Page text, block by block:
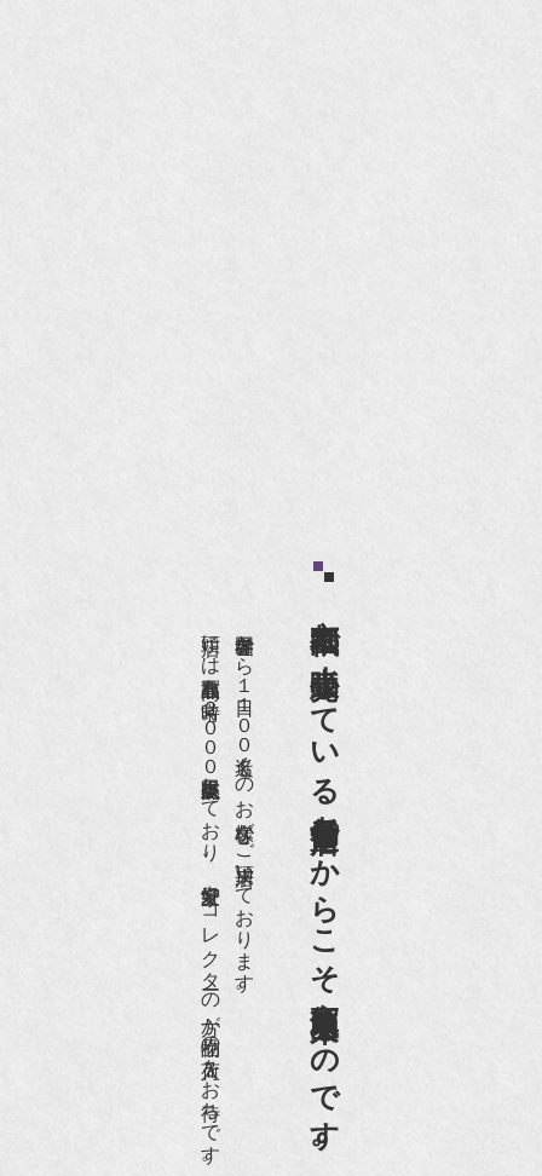
京都祇園で小売販売している
老舗骨董店だからこそ高価買取出来るのです。
世界各国から１日１００名近くのお客様がご来店頂いております。
店頭には買取商品を常時２０００点以上展示販売しており、
愛好家やコレクターの方が品物の入荷をお待ちです。